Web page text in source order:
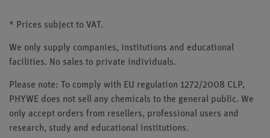
* Prices subject to VAT.
We only supply companies, institutions and educational
facilities. No sales to private individuals.
Please note: To comply with EU regulation 1272/2008 CLP,
PHYWE does not sell any chemicals to the general public. We
only accept orders from resellers, professional users and
research, study and educational institutions.